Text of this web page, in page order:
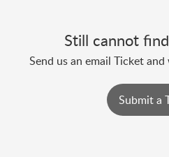
Still cannot
Send us an email Ticket
Submit a